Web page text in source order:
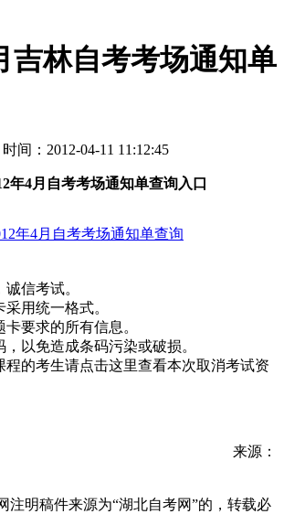
吉林自考考场通知单
时间：2012-04-11 11:12:45
年4月自考考场通知单查询入口
年4月自考考场通知单查询
信考试。
用统一格式。
要求的所有信息。
以免造成条码污染或破损。
程的考生请点击这里查看本次取消考试资
来源：
注明稿件来源为“湖北自考网”的，转载必